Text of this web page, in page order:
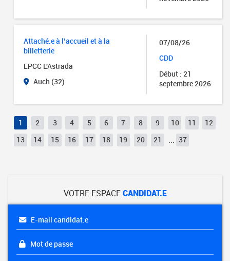
Attaché.e à l’accueil et à la
billetterie
EPCC L'Astrada
Auch (32)
07/08/26
CDD
Début : 21
septembre 2026
1 2 3 4 5 6 7 8 9 10 11
12
13
14 15 16 17 18 19 20 21 37
VOTRE ESPACECANDIDAT.E
E-mail candidat.e
Mot de passe